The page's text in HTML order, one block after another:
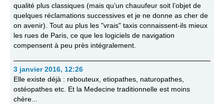
qualité plus classiques (mais qu’un chauufeur soit l’objet de
quelques réclamations successives et je ne donne as cher de
on avenir). Tout au plus les "vrais" taxis connaissent-ils mieux
les rues de Paris, ce que les logiciels de navigation
compensent à peu près intégralement.
3 janvier 2016, 12:26
Elle existe déjà : rebouteux, etiopathes, naturopathes,
ostéopathes etc. Et la Medecine traditionnelle est moins
chère...